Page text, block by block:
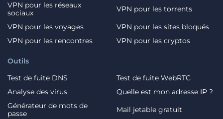
VPN pour les réseaux
sociaux
VPN pour les torrents
VPN pour les voyages
VPN pour les sites bloqués
VPN pour les rencontres
VPN pour les cryptos
Outils
Test de fuite DNS
Test de fuite WebRTC
Analyse des virus
Quelle est mon adresse IP ?
Générateur de mots de
passe
Mail jetable gratuit